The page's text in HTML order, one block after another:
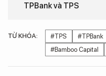
TPBank và TPS
TỪ KHÓA: #TPS #TPBank
#Bamboo Capital